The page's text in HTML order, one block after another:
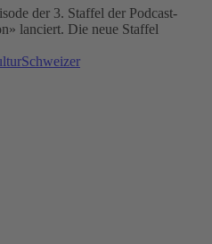
der 3. Staffel der Podcast-
lanciert. Die neue Staffel
Schweizer